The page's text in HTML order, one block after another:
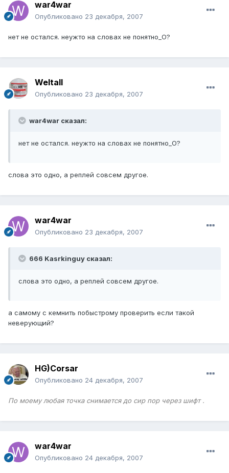
war4war
Опубликовано 23 декабря, 2007
нет не остался. неужто на словах не понятно_О?
Weltall
Опубликовано 23 декабря, 2007
war4war сказал:
нет не остался. неужто на словах не понятно_О?
слова это одно, а реплей совсем другое.
war4war
Опубликовано 23 декабря, 2007
666 Kasrkinguy сказал:
слова это одно, а реплей совсем другое.
а самому с кемнить побыстрому проверить если такой
неверующий?
HG)Corsar
Опубликовано 24 декабря, 2007
По моему любая точка снимается до сир пор через шифт .
war4war
Опубликовано 24 декабря, 2007